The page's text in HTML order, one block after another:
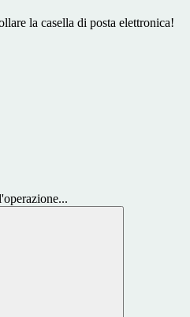
la casella di posta elettronica!